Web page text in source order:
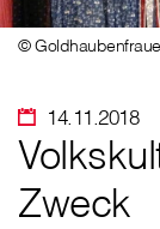
14.11.2018
©
Zweck